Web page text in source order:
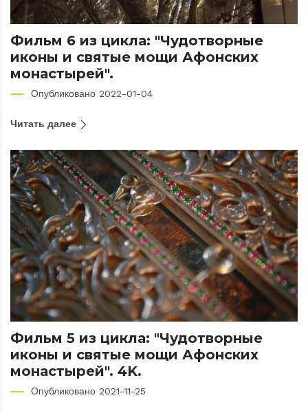
Фильм 6 из цикла: "Чудотворные
иконы и святые мощи Афонских
монастырей".
Опубликовано 2022-01-04
Читать далее
Фильм 5 из цикла: "Чудотворные
иконы и святые мощи Афонских
монастырей". 4K.
Опубликовано 2021-11-25